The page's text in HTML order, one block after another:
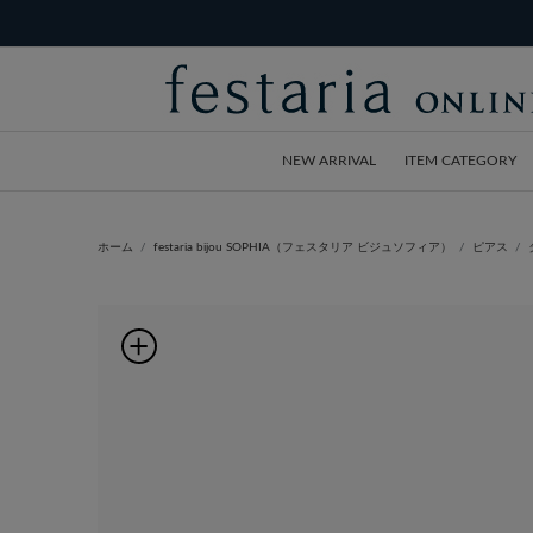
NEW ARRIVAL ITEM CATEGORY
ホーム festaria bijou SOPHIA（フェスタリア ビジュソフィア） ピアス